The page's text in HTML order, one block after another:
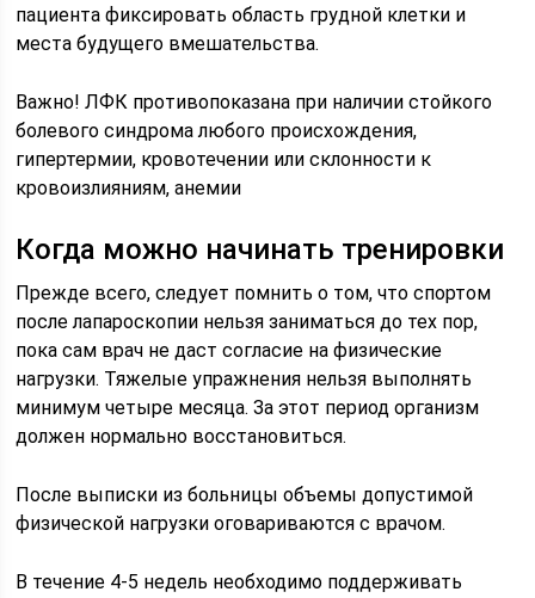
пациента фиксировать область грудной клетки и
места будущего вмешательства.
Важно! ЛФК противопоказана при наличии стойкого
болевого синдрома любого происхождения,
гипертермии, кровотечении или склонности к
кровоизлияниям, анемии
Когда можно начинать тренировки
Прежде всего, следует помнить о том, что спортом
после лапароскопии нельзя заниматься до тех пор,
пока сам врач не даст согласие на физические
нагрузки. Тяжелые упражнения нельзя выполнять
минимум четыре месяца. За этот период организм
должен нормально восстановиться.
После выписки из больницы объемы допустимой
физической нагрузки оговариваются с врачом.
В течение 4-5 недель необходимо поддерживать